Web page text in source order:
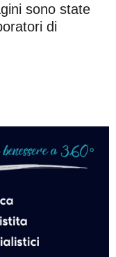
sono state
di